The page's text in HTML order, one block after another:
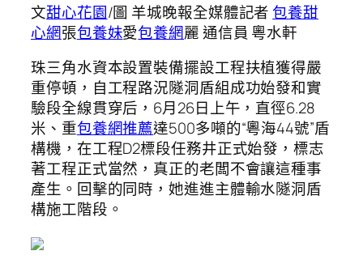
文甜心花園/圖 羊城晚報全媒體記者包養甜
心網張包養妹愛包養網麗 通信員 粵水軒
珠三角水資本設置裝備擺設工程扶植獲得嚴
重停頓，自工程路況隧洞盾組成功始發和實
驗段全線貫穿后，6月26日上午，直徑6.28
米、重包養網推薦達500多噸的“粵海44號”盾
構機，在工程D2標段任務井正式始發，標志
著工程正式當然，真正的老闆不會讓這種事
產生。回擊的同時，她進進主體輸水隧洞盾
構施工階段。